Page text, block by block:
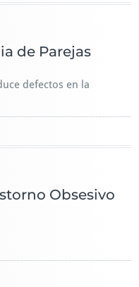
de Parejas
defectos en la
Obsesivo